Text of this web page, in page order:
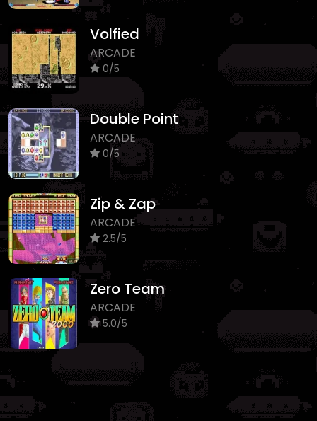
Volfied
ARCADE
0/5
Double Point
ARCADE
0/5
Zip & Zap
ARCADE
2.5/5
Zero Team
ARCADE
5.0/5